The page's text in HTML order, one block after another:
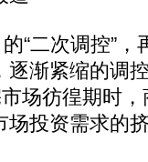
二次调控”，
渐紧缩的调
场彷徨期时
投资需求的